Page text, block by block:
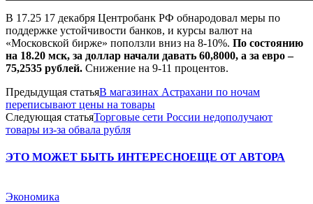
В 17.25 17 декабря Центробанк РФ обнародовал меры по
поддержке устойчивости банков, и курсы валют на
«Московской бирже» поползли вниз на 8-10%. По состоянию
на 18.20 мск, за доллар начали давать 60,8000, а за евро –
75,2535 рублей. Снижение на 9-11 процентов.
Предыдущая статьяВ магазинах Астрахани по ночам
переписывают цены на товары
Следующая статьяТорговые сети России недополучают
товары из-за обвала рубля
ЭТО МОЖЕТ БЫТЬ ИНТЕРЕСНОЕЩЕ ОТ АВТОРА
Экономика